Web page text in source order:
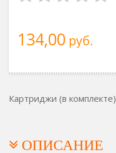
134,00 руб.
Картриджи (в комплекте)
ОПИСАНИЕ